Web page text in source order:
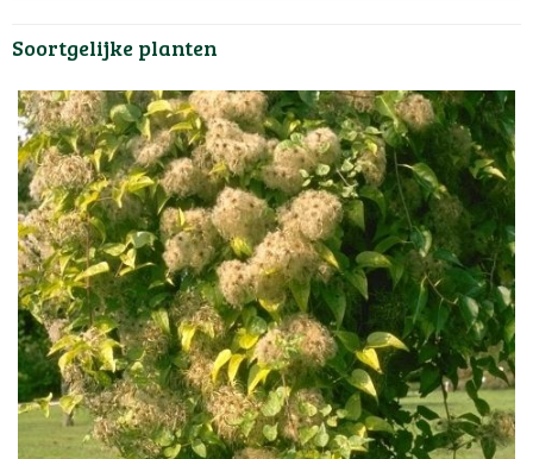
Soortgelijke planten